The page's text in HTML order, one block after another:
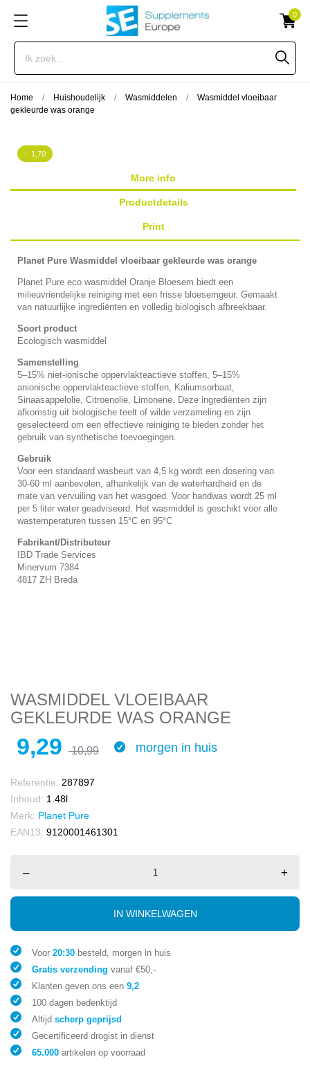
0
Home Huishoudelijk Wasmiddelen
Wasmiddel vloeibaar
gekleurde was orange
- 1,70
More info
Productdetails
Print
Planet Pure Wasmiddel vloeibaar gekleurde was orange
Planet Pure eco wasmiddel Oranje Bloesem biedt een
milieuvriendelijke reiniging met een frisse bloesemgeur. Gemaakt
van natuurlijke ingrediënten en volledig biologisch afbreekbaar.
Soort product
Ecologisch wasmiddel
Samenstelling
5–15% niet-ionische oppervlakteactieve stoffen, 5–15%
anionische oppervlakteactieve stoffen, Kaliumsorbaat,
Sinaasappelolie, Citroenolie, Limonene. Deze ingrediënten zijn
afkomstig uit biologische teelt of wilde verzameling en zijn
geselecteerd om een effectieve reiniging te bieden zonder het
gebruik van synthetische toevoegingen.
Gebruik
Voor een standaard wasbeurt van 4,5 kg wordt een dosering van
30-60 ml aanbevolen, afhankelijk van de waterhardheid en de
mate van vervuiling van het wasgoed. Voor handwas wordt 25 ml
per 5 liter water geadviseerd. Het wasmiddel is geschikt voor alle
wastemperaturen tussen 15°C en 95°C
Fabrikant/Distributeur
IBD Trade Services
Minervum 7384
4817 ZH Breda
WASMIDDEL VLOEIBAAR
GEKLEURDE WAS ORANGE
9,29 10,99 morgen in huis
Referentie: 287897
Inhoud: 1.48l
Merk: Planet Pure
EAN13: 9120001461301
– +
IN WINKELWAGEN
Voor 20:30 besteld, morgen in huis
Gratis verzending vanaf €50,-
Klanten geven ons een 9,2
100 dagen bedenktijd
Altijd scherp geprijsd
Gecertificeerd drogist in dienst
65.000 artikelen op voorraad